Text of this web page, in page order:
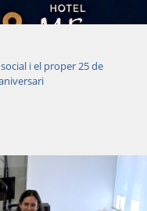
i el proper 25 de